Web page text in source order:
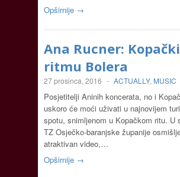
Opširnije →
Ana Rucner:
ritmu Bolera
27 prosinca, 2016 - ACTUALLY, MUSIC
Posjetitelji Aninih koncerata, no i
uskoro će moći uživati u najnovijem
spotu, snimljenom u Kopačkom ritu. U
TZ Osječko-baranjske županije
atraktivan video,…
Opširnije →